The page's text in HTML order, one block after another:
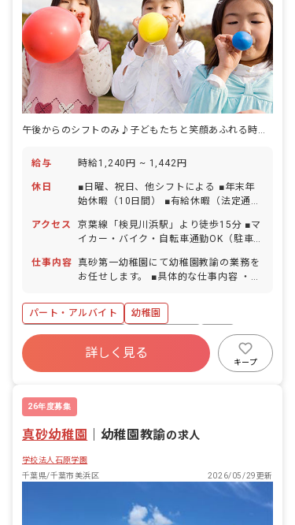
午後からのシフトのみ♪子どもたちと笑顔あふれる時間を過ごせる保育のお仕事
給与 時給1,240円 ~ 1,442円
休日
■日曜、祝日、他シフトによる ■年末年
始休暇（10日間） ■有給休暇（法定通り
可） ■産前産後・育児休暇（取得率
100％・復帰率90％）※勤務条件による
アクセス
京葉線「検見川浜駅」より徒歩15分 ■マ
イカー・バイク・自転車通勤OK（駐車
仕事内容
真砂第一幼稚園にて幼稚園教諭の業務を
お任せします。 ■具体的な仕事内容 ・預
全般 ・バスの待ち時間の補佐 ・生活指
導、基本的生活習慣指導 ・翌日の準備、
園庭や教室の掃除、備品の整理 ・保護者
の方との連携 ほか
パート・アルバイト
幼稚園
ボーナス・賞与あり
社会保険完備
有給
福利厚生充実
退職金制度
残業少なめ
詳しく見る
キープ
26年度募集
真砂幼稚園 幼稚園教諭の求人
学校法人石原学園
千葉県/千葉市美浜区
2026/05/29更新